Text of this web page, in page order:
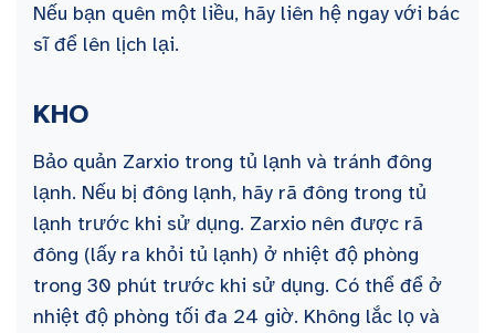
Nếu bạn quên một liều, hãy liên hệ ngay với bác
sĩ để lên lịch lại.
KHO
Bảo quản Zarxio trong tủ lạnh và tránh đông
lạnh. Nếu bị đông lạnh, hãy rã đông trong tủ
lạnh trước khi sử dụng. Zarxio nên được rã
đông (lấy ra khỏi tủ lạnh) ở nhiệt độ phòng
trong 30 phút trước khi sử dụng. Có thể để ở
nhiệt độ phòng tối đa 24 giờ. Không lắc lọ và